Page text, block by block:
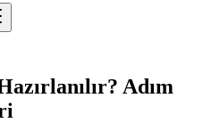
Adım